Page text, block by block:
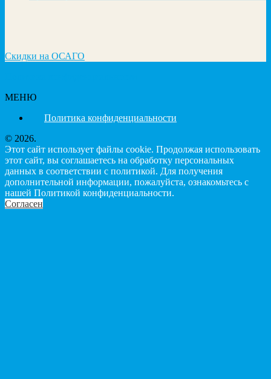
Скидки на ОСАГО
МЕНЮ
Политика конфиденциальности
© 2026.
Этот сайт использует файлы cookie. Продолжая использовать
этот сайт, вы соглашаетесь на обработку персональных
данных в соответствии с политикой. Для получения
дополнительной информации, пожалуйста, ознакомьтесь с
нашей Политикой конфиденциальности.
Согласен